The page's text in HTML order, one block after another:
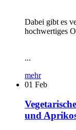
Dabei gibt es
hochwertiges
...
mehr
01 Feb
und